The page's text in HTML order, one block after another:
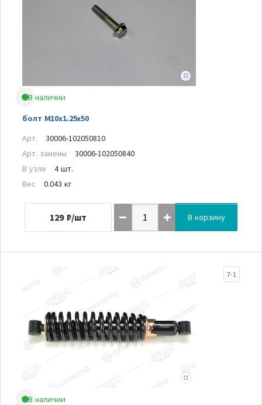
В наличии
болт M10x1.25x50
Арт.
30006-102050810
Арт. замены
30006-102050840
В узле
4 шт.
Вес
0.043 кг
129 ₽/шт В корзину
В наличии
7-1